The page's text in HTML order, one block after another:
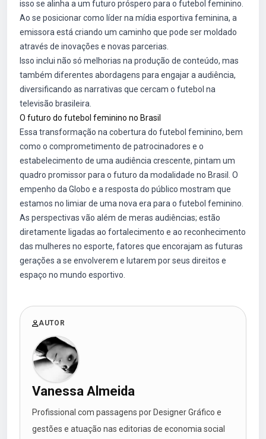
isso se alinha a um futuro próspero para o futebol feminino.
Ao se posicionar como líder na mídia esportiva feminina, a
emissora está criando um caminho que pode ser moldado
através de inovações e novas parcerias.
Isso inclui não só melhorias na produção de conteúdo, mas
também diferentes abordagens para engajar a audiência,
diversificando as narrativas que cercam o futebol na
televisão brasileira.
O futuro do futebol feminino no Brasil
Essa transformação na cobertura do futebol feminino, bem
como o comprometimento de patrocinadores e o
estabelecimento de uma audiência crescente, pintam um
quadro promissor para o futuro da modalidade no Brasil. O
empenho da Globo e a resposta do público mostram que
estamos no limiar de uma nova era para o futebol feminino.
As perspectivas vão além de meras audiências; estão
diretamente ligadas ao fortalecimento e ao reconhecimento
das mulheres no esporte, fatores que encorajam as futuras
gerações a se envolverem e lutarem por seus direitos e
espaço no mundo esportivo.
AUTOR
Vanessa Almeida
Profissional com passagens por Designer Gráfico e
gestões e atuação nas editorias de economia social